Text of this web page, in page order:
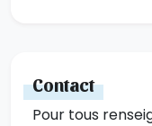
Contact
Pour tous